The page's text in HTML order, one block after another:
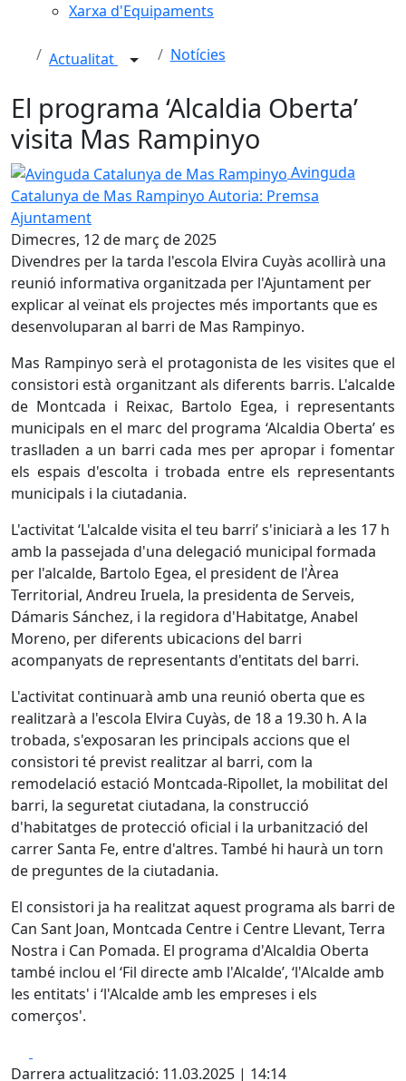
Xarxa d'Equipaments
Actualitat Notícies
El programa ‘Alcaldia Oberta’
visita Mas Rampinyo
Avinguda Catalunya de Mas Rampinyo
Avinguda
Catalunya de Mas Rampinyo Autoria: Premsa
Ajuntament
Dimecres, 12 de març de 2025
Divendres per la tarda l'escola Elvira Cuyàs acollirà una
reunió informativa organitzada per l'Ajuntament per
explicar al veïnat els projectes més importants que es
desenvoluparan al barri de Mas Rampinyo.
Mas Rampinyo serà el protagonista de les visites que el
consistori està organitzant als diferents barris. L'alcalde
de Montcada i Reixac, Bartolo Egea, i representants
municipals en el marc del programa ‘Alcaldia Oberta’ es
traslladen a un barri cada mes per apropar i fomentar
els espais d'escolta i trobada entre els representants
municipals i la ciutadania.
L'activitat ‘L'alcalde visita el teu barri’ s'iniciarà a les 17 h
amb la passejada d'una delegació municipal formada
per l'alcalde, Bartolo Egea, el president de l'Àrea
Territorial, Andreu Iruela, la presidenta de Serveis,
Dámaris Sánchez, i la regidora d'Habitatge, Anabel
Moreno, per diferents ubicacions del barri
acompanyats de representants d'entitats del barri.
L'activitat continuarà amb una reunió oberta que es
realitzarà a l'escola Elvira Cuyàs, de 18 a 19.30 h. A la
trobada, s'exposaran les principals accions que el
consistori té previst realitzar al barri, com la
remodelació estació Montcada-Ripollet, la mobilitat del
barri, la seguretat ciutadana, la construcció
d'habitatges de protecció oficial i la urbanització del
carrer Santa Fe, entre d'altres. També hi haurà un torn
de preguntes de la ciutadania.
El consistori ja ha realitzat aquest programa als barri de
Can Sant Joan, Montcada Centre i Centre Llevant, Terra
Nostra i Can Pomada. El programa d'Alcaldia Oberta
també inclou el ‘Fil directe amb l'Alcalde’, ‘l'Alcalde amb
les entitats' i ‘l'Alcalde amb les empreses i els
comerços'.
Darrera actualització: 11.03.2025 | 14:14